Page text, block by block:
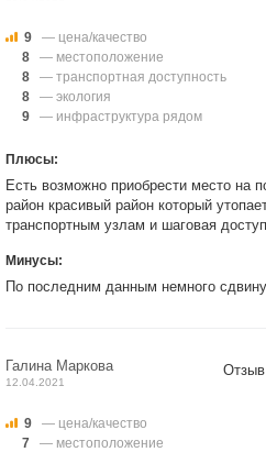
9
— цена/качество
8
— местоположение
8
— транспортная доступность
8
— экология
9
— инфраструктура рядом
Плюсы:
Есть возможно приобрести место на
район красивый район который
транспортным узлам и шаговая
Минусы:
По последним данным немного
Галина Маркова
12.04.2021
9
— цена/качество
7
— местоположение